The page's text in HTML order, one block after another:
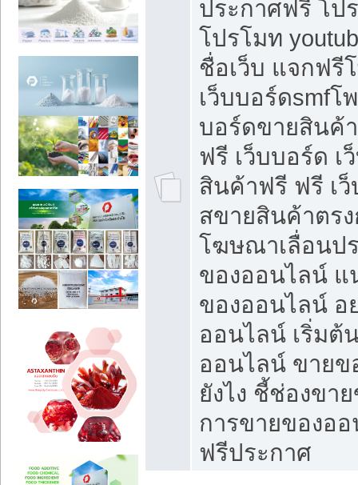
ประกาศฟรี โป
โปรโมท
ชื่อเว็บ แจกฟรี
เว็บบอร์ดsmfโ
บอร์ดขายสินค้
ฟรี เว็บบอร์ด เ
สินค้าฟรี ฟรี เ
สขายสินค้าตร
โฆษณาเลื่อนป
ของออนไลน์ แ
ของออนไลน์ อ
ออนไลน์ เริ่มต้
ออนไลน์ ขายข
ยังไง ชี้ช่องขา
การขายของออ
ฟรีประกาศ